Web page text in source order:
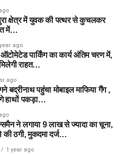
क्षेत्र में युवक की पत्थर से कुचलकर
में…
ago
ऑटोमेटेड पार्किंग का कार्य अंतिम चरण में,
राहत…
ago
बद्रीनाथ पहुंचा मोबाइल माफिया गैंग ,
हाथों पकड़ा…
ने लगाया 9 लाख से ज्यादा का चूना,
की ठगी, मुकदमा दर्ज…
1 year ago